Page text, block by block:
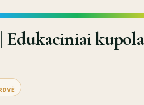
Edukaciniai